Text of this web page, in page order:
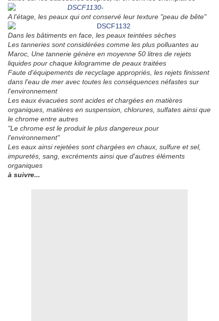
A l'étage, les peaux qui ont conservé leur texture "peau de bête"
Dans les bâtiments en face, les peaux teintées sèches
Les tanneries sontconsidérées comme les plus polluantes au
Maroc, Une tannerie génère en moyenne 50 litres de rejets
liquides pour chaque kilogramme de peaux traitées
Faute d'équipements de recyclage appropriés, les rejets finissent
dans l'eau de mer avec toutes les conséquences néfastes sur
l'environnement
Les eaux évacuées sont acides et chargées en matières
organiques, matières en suspension, chlorures, sulfates ainsi que
le chrome entre autres
"Le chrome est le produit le plus dangereux pour
l'environnement"
Les eaux ainsi rejetées sont chargées en chaux, sulfure et sel,
impuretés, sang, excréments ainsi que d'autres éléments
organiques
à suivre...